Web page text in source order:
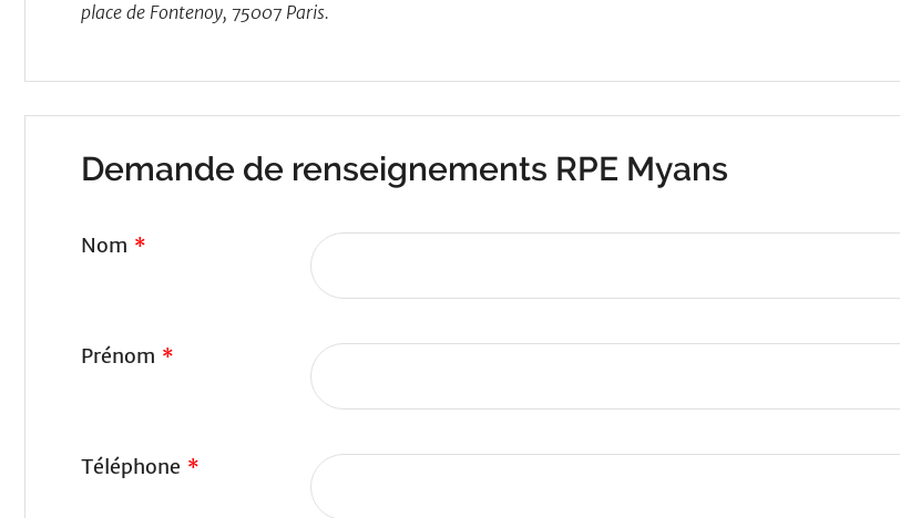
place de Fontenoy, 75007 Paris.
Demande de renseignements RPE Myans
Nom *
Prénom *
Téléphone *